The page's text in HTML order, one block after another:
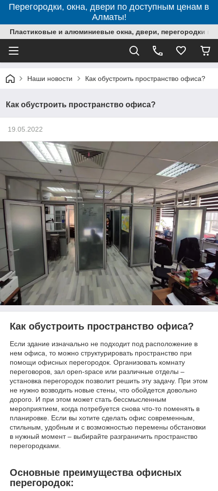
Перегородки, окна, двери по доступным ценам в
Алматы!
Пластиковые и алюминиевые окна, двери, перегородки в
Наши новости Как обустроить пространство офиса?
Как обустроить пространство офиса?
19.05.2022
Как обустроить пространство офиса?
Если здание изначально не подходит под расположение в
нем офиса, то можно структурировать пространство при
помощи офисных перегородок. Организовать комнату
переговоров, зал open-space или различные отделы –
установка перегородок позволит решить эту задачу. При этом
не нужно возводить новые стены, что обойдется довольно
дорого. И при этом может стать бессмысленным
мероприятием, когда потребуется снова что-то поменять в
планировке. Если вы хотите сделать офис современным,
стильным, удобным и с возможностью перемены обстановки
в нужный момент – выбирайте разграничить пространство
перегородками.
Основные преимущества офисных
перегородок: